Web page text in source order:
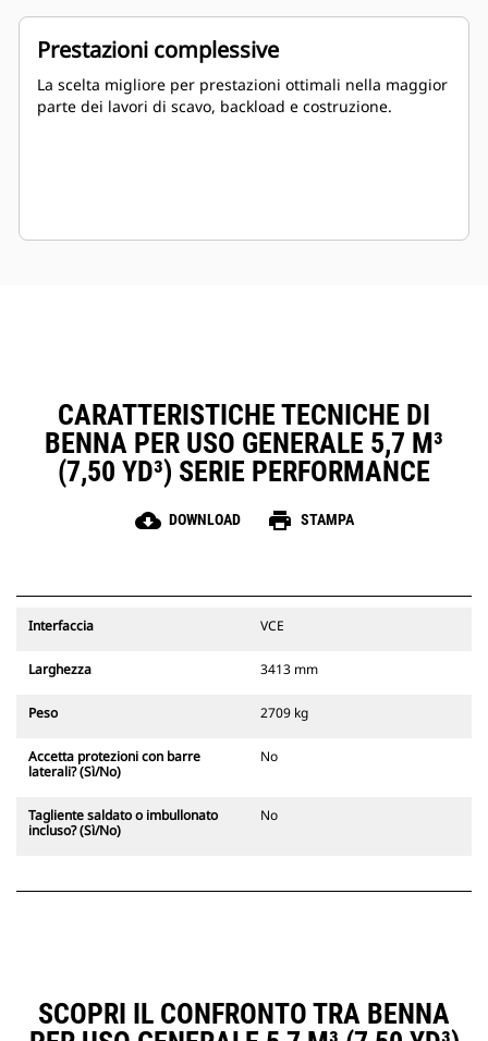
Prestazioni complessive
La scelta migliore per prestazioni ottimali nella maggior
parte dei lavori di scavo, backload e costruzione.
CARATTERISTICHE TECNICHE DI
BENNA PER USO GENERALE 5,7 M³
(7,50 YD³) SERIE PERFORMANCE
cloud_download DOWNLOAD print STAMPA
Interfaccia VCE
Larghezza 3413 mm
Peso 2709 kg
Accetta protezioni con barre
laterali? (Sì/No)
No
Tagliente saldato o imbullonato
incluso? (Sì/No)
No
SCOPRI IL CONFRONTO TRA BENNA